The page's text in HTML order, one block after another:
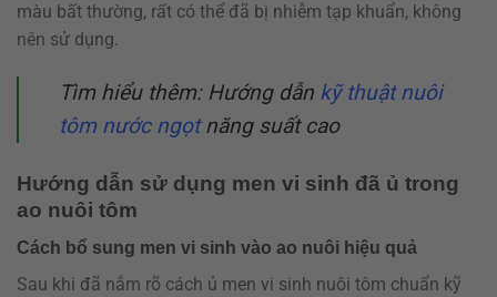
màu bất thường, rất có thể đã bị nhiễm tạp khuẩn, không
nên sử dụng.
Tìm hiểu thêm: Hướng dẫn kỹ thuật nuôi
tôm nước ngọtnăng suất cao
Hướng dẫn sử dụng men vi sinh đã ủ trong
ao nuôi tôm
Cách bổ sung men vi sinh vào ao nuôi hiệu quả
Sau khi đã nắm rõ cách ủ men vi sinh nuôi tôm chuẩn kỹ